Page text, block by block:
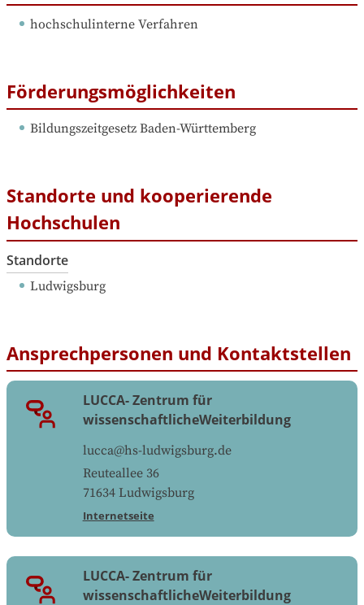
hochschulinterne Verfahren
Förderungsmöglichkeiten
Bildungszeitgesetz Baden-Württemberg
Standorte und kooperierende
Hochschulen
Standorte
Ludwigsburg
Ansprechpersonen und Kontaktstellen
LUCCA- Zentrum für
wissenschaftlicheWeiterbildung
lucca@hs-ludwigsburg.de
Reuteallee 36
71634 Ludwigsburg
Internetseite
LUCCA- Zentrum für
wissenschaftlicheWeiterbildung